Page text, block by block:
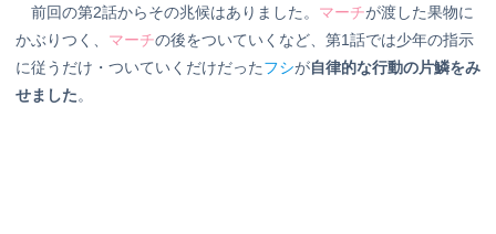
前回の第2話からその兆候はありました。 マーチが渡した果物に
かぶりつく、 マーチの後をついていくなど、第1話では少年の指示
に従うだけ・ついていくだけだったフシが自律的な行動の片鱗をみ
せました。